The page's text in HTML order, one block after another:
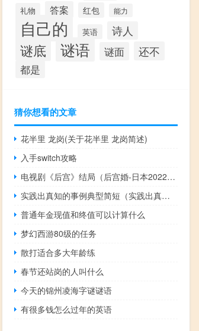
礼物 答案 红包 能力
自己的 英语 诗人
谜底 谜语 谜面 还不
都是
猜你想看的文章
花半里 龙岗(关于花半里 龙岗简述)
入手switch攻略
电视剧《后宫》结局（后宫婚-日本2022年岛崎遥香主演的电视剧简介）
实践出真知的事例典型简短（实践出真知的事例）
普通年金现值和终值可以计算什么
梦幻西游80级的任务
散打适合多大年龄练
春节还站岗的人叫什么
今天的锦州凌海字谜谜语
有很多钱怎么过年的英语